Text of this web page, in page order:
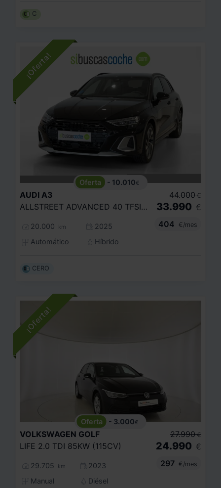
C
- 10.010€
AUDI A3
ALLSTREET ADVANCED 40 TFSI E 150KW S TRO
20.000 km
2025
Automático
Híbrido
44.000 €
33.990 €
404
€/mes
CERO
- 3.000€
VOLKSWAGEN GOLF
LIFE 2.0 TDI 85KW (115CV)
29.705 km
2023
Manual
Diésel
27.990 €
24.990 €
297
€/mes